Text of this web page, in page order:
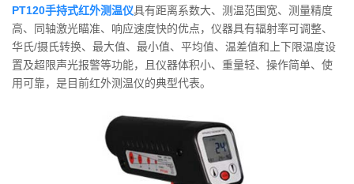
PT120手持式红外测温仪具有距离系数大、测温范围宽、测量精度
高、同轴激光瞄准、响应速度快的优点，仪器具有辐射率可调整、
华氏/摄氏转换、最大值、最小值、平均值、温差值和上下限温度设
置及超限声光报警等功能，且仪器体积小、重量轻、操作简单、使
用可靠，是目前红外测温仪的典型代表。